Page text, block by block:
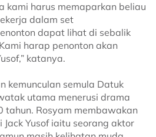
kami harus memaparkan beliau
dalam set
dapat lihat di sebalik
harap penonton akan
katanya.
kemunculan semula Datuk
utama menerusi drama
tahun. Rosyam membawakan
Yusof iaitu seorang aktor